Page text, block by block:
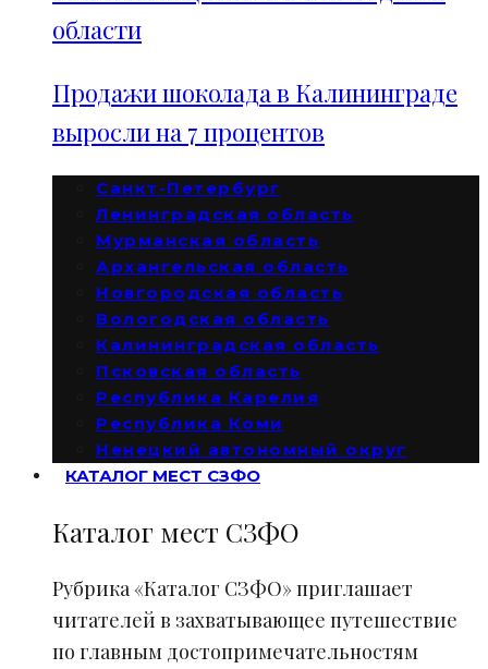
области
Продажи шоколада в Калининграде
выросли на 7 процентов
Санкт-Петербург
Ленинградская область
Мурманская область
Архангельская область
Новгородская область
Вологодская область
Калининградская область
Псковская область
Республика Карелия
Республика Коми
Ненецкий автономный округ
КАТАЛОГ МЕСТ СЗФО
Каталог мест СЗФО
Рубрика «Каталог СЗФО» приглашает
читателей в захватывающее путешествие
по главным достопримечательностям